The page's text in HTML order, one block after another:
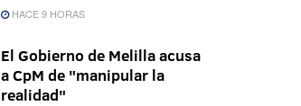
HACE 9 HORAS
El Gobierno de Melilla acusa
a CpM de "manipular la
realidad"